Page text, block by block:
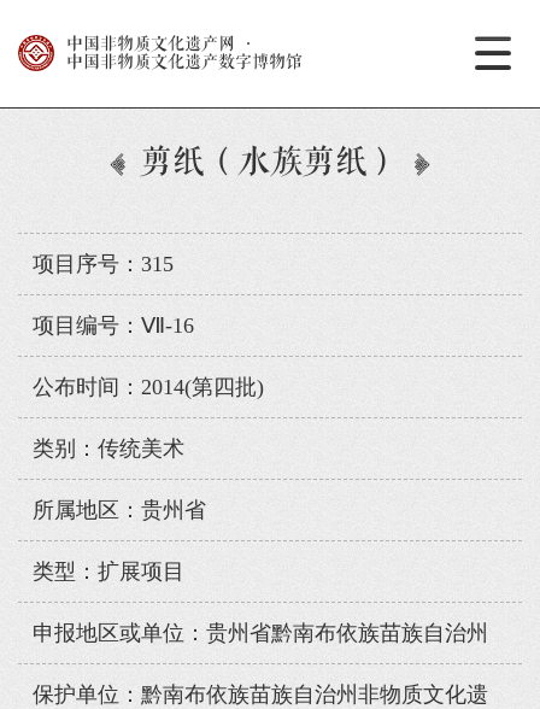
中国非物质文化遗产网
·
中国非物质文化遗产数字博物馆
剪纸（水族剪纸）
项目序号：315
项目编号：Ⅶ-16
公布时间：2014(第四批)
类别：传统美术
所属地区：贵州省
类型：扩展项目
申报地区或单位：贵州省黔南布依族苗族自治州
保护单位：黔南布依族苗族自治州非物质文化遗